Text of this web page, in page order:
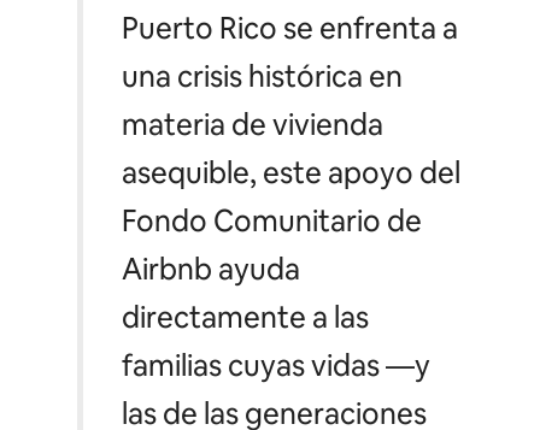
Puerto Rico se enfrenta a
una crisis histórica en
materia de vivienda
asequible, este apoyo del
Fondo Comunitario de
Airbnb ayuda
directamente a las
familias cuyas vidas —y
las de las generaciones